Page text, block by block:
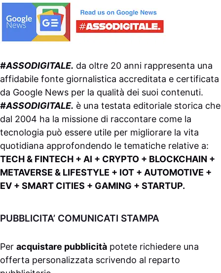
#ASSODIGITALE. da oltre 20 anni rappresenta una
affidabile fonte giornalistica accreditata e certificata
da Google News per la qualità dei suoi contenuti.
#ASSODIGITALE. è una testata editoriale storica che
dal 2004 ha la missione di raccontare come la
tecnologia può essere utile per migliorare la vita
quotidiana approfondendo le tematiche relative a:
TECH & FINTECH + AI + CRYPTO + BLOCKCHAIN +
METAVERSE & LIFESTYLE + IOT + AUTOMOTIVE +
EV + SMART CITIES + GAMING + STARTUP.
PUBBLICITA’ COMUNICATI STAMPA
Per acquistare pubblicità potete richiedere una
offerta personalizzata scrivendo al reparto